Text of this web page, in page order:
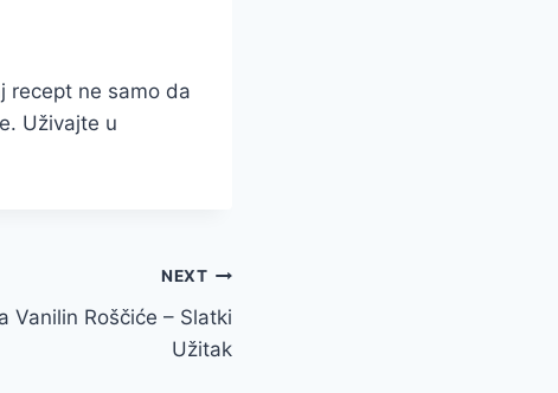
recept ne samo da
Uživajte u
NEXT
Vanilin Roščiće – Slatki
Užitak